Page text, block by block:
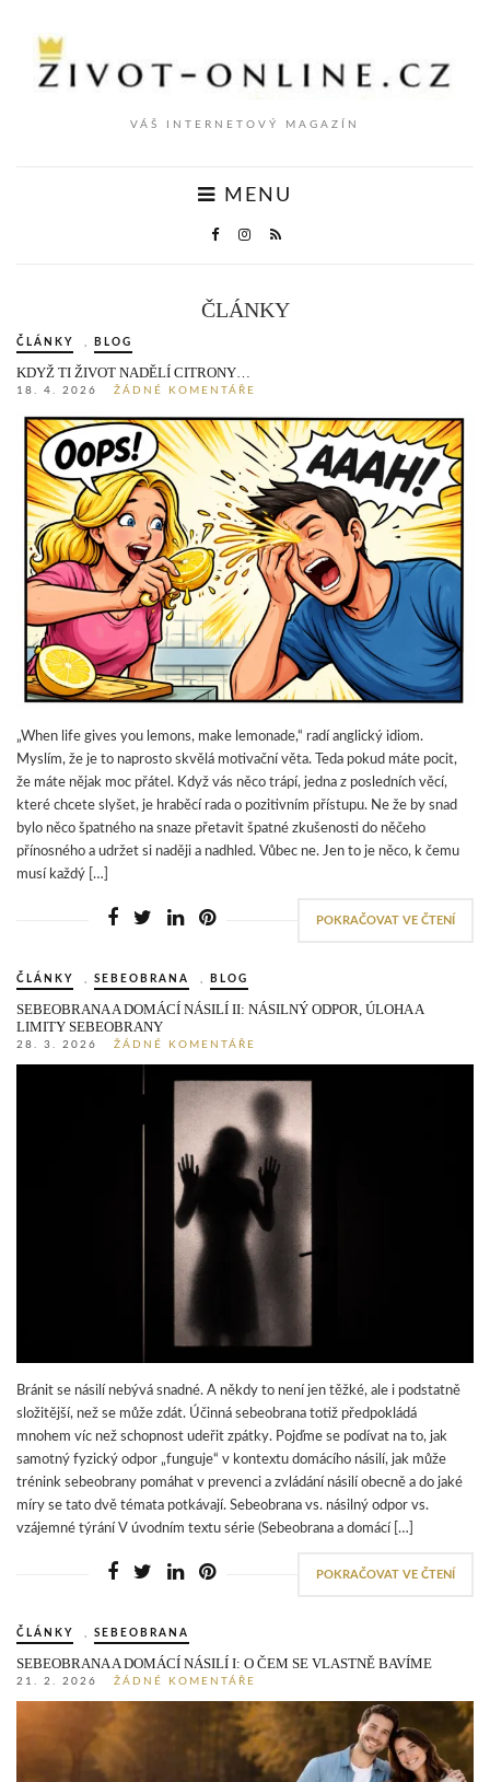
VÁŠ INTERNETOVÝ MAGAZÍN
MENU
ČLÁNKY
ČLÁNKY BLOG
KDYŽ TI ŽIVOT NADĚLÍ CITRONY…
18. 4. 2026 ŽÁDNÉ KOMENTÁŘE
„When life gives you lemons, make lemonade,“ radí anglický idiom.
Myslím, že je to naprosto skvělá motivační věta. Teda pokud máte pocit,
že máte nějak moc přátel. Když vás něco trápí, jedna z posledních věcí,
které chcete slyšet, je hraběcí rada o pozitivním přístupu. Ne že by snad
bylo něco špatného na snaze přetavit špatné zkušenosti do něčeho
přínosného a udržet si naději a nadhled. Vůbec ne. Jen to je něco, k čemu
musí každý […]
POKRAČOVAT VE ČTENÍ
ČLÁNKY , SEBEOBRANA , BLOG
SEBEOBRANA A DOMÁCÍ NÁSILÍ II: NÁSILNÝ ODPOR, ÚLOHA A
LIMITY SEBEOBRANY
28. 3. 2026 ŽÁDNÉ KOMENTÁŘE
Bránit se násilí nebývá snadné. A někdy to není jen těžké, ale i podstatně
složitější, než se může zdát. Účinná sebeobrana totiž předpokládá
mnohem víc než schopnost udeřit zpátky. Pojďme se podívat na to, jak
samotný fyzický odpor „funguje“ v kontextu domácího násilí, jak může
trénink sebeobrany pomáhat v prevenci a zvládání násilí obecně a do jaké
míry se tato dvě témata potkávají. Sebeobrana vs. násilný odpor vs.
vzájemné týrání V úvodním textu série (Sebeobrana a domácí […]
POKRAČOVAT VE ČTENÍ
ČLÁNKY , SEBEOBRANA
SEBEOBRANA A DOMÁCÍ NÁSILÍ I: O ČEM SE VLASTNĚ BAVÍME
21. 2. 2026 ŽÁDNÉ KOMENTÁŘE